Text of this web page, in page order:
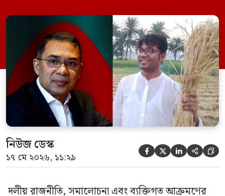
পোস্টে তিনি এ কথা বলেন। পোস্টে যুবদল নেতা
লেখেন, সমাজে এমন একটি শ্রেণী রয়েছে যারা
অন্যের সাফল্য সহ্য করতে পারে না এবং অন্যের
উত্থানে ঈর্ষান্বিত হয়। এদের বেকার সমালোচক
[…]
নিউজ ডেস্ক
১৭ মে ২০২৬, ১১:২৯     
দলীয় রাজনীতি, সমালোচনা এবং ব্যক্তিগত আক্রমণের